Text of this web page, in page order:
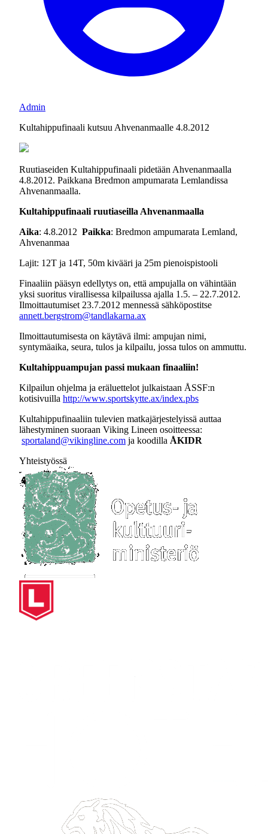
Admin
Kultahippufinaali kutsuu Ahvenanmaalle 4.8.2012
Ruutiaseiden Kultahippufinaali pidetään Ahvenanmaalla
4.8.2012. Paikkana Bredmon ampumarata Lemlandissa
Ahvenanmaalla.
Kultahippufinaali ruutiaseilla Ahvenanmaalla
Aika: 4.8.2012 Paikka: Bredmon ampumarata Lemland,
Ahvenanmaa
Lajit: 12T ja 14T, 50m kivääri ja 25m pienoispistooli
Finaaliin pääsyn edellytys on, että ampujalla on vähintään
yksi suoritus virallisessa kilpailussa ajalla 1.5. – 22.7.2012.
Ilmoittautumiset 23.7.2012 mennessä sähköpostitse
annett.bergstrom@tandlakarna.ax
Ilmoittautumisesta on käytävä ilmi: ampujan nimi,
syntymäaika, seura, tulos ja kilpailu, jossa tulos on ammuttu.
Kultahippuampujan passi mukaan finaaliin!
Kilpailun ohjelma ja eräluettelot julkaistaan ÅSSF:n
kotisivuilla http://www.sportskytte.ax/index.pbs
Kultahippufinaaliin tulevien matkajärjestelyissä auttaa
lähestyminen suoraan Viking Lineen osoitteessa:
sportaland@vikingline.com ja koodilla ÅKIDR
Yhteistyössä